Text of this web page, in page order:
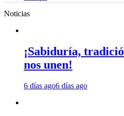
Noticias
¡Sabiduría,
nos unen!
6 días ago6 días ago